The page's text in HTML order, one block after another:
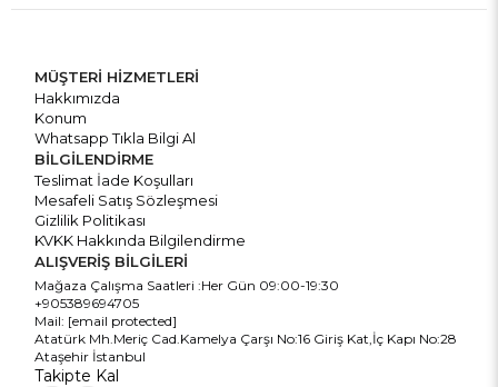
MÜŞTERİ HİZMETLERİ
Hakkımızda
Konum
Whatsapp Tıkla Bilgi Al
BİLGİLENDİRME
Teslimat İade Koşulları
Mesafeli Satış Sözleşmesi
Gizlilik Politikası
KVKK Hakkında Bilgilendirme
ALIŞVERİŞ BİLGİLERİ
Mağaza Çalışma Saatleri :Her Gün 09:00-19:30
+905389694705
Mail: [email protected]
Atatürk Mh.Meriç Cad.Kamelya Çarşı No:16 Giriş Kat,İç Kapı No:28
Ataşehir İstanbul
Takipte Kal